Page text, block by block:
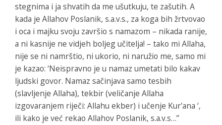
stegnima i ja shvatih da me ušutkuju, te zašutih. A
kada je Allahov Poslanik, s.a.v.s., za koga bih žrtvovao
i oca i majku svoju završio s namazom – nikada ranije,
a ni kasnije ne vidjeh boljeg učitelja! – tako mi Allaha,
nije se ni namrštio, ni ukorio, ni naružio me, samo mi
je kazao: ‘Neispravno je u namaz umetati bilo kakav
ljudski govor. Namaz sačinjava samo tesbih
(slavljenje Allaha), tekbir (veličanje Allaha
izgovaranjem riječi: Allahu ekber) i učenje Kur'ana ‘,
ili kako je već rekao Allahov Poslanik, s.a.v.s…”